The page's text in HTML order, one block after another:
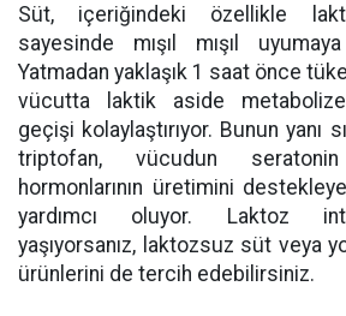
Süt, içeriğindeki özellikle
sayesinde mışıl mışıl
Yatmadan yaklaşık 1 saat önce
vücutta laktik aside
geçişi kolaylaştırıyor. Bunun yanı
triptofan, vücudun
hormonlarının üretimini
yardımcı oluyor. Laktoz
yaşıyorsanız, laktozsuz süt veya
ürünlerini de tercih edebilirsiniz.